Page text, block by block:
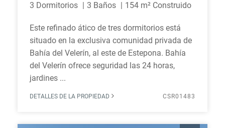
3 Dormitorios 3 Baños 154 m² Construido
Este refinado ático de tres dormitorios está
situado en la exclusiva comunidad privada de
Bahía del Velerín, al este de Estepona. Bahía
del Velerín ofrece seguridad las 24 horas,
jardines ...
DETALLES DE LA PROPIEDAD CSR01483